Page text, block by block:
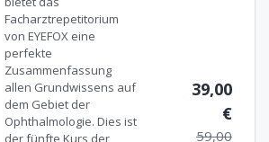
Facharztrepetitorium
von EYEFOX eine
perfekte
Zusammenfassung
allen Grundwissens auf
dem Gebiet der
Ophthalmologie. Dies ist
der fünfte Kurs der
39,00
€
59,00